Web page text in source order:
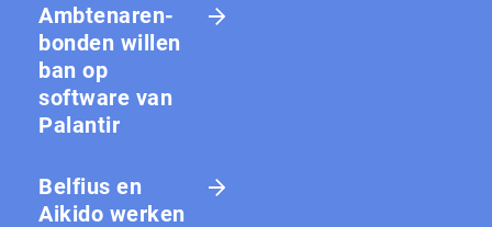
Amb­te­na­ren­
bon­den willen
ban op
software van
Palantir
Belfius en
Aikido werken